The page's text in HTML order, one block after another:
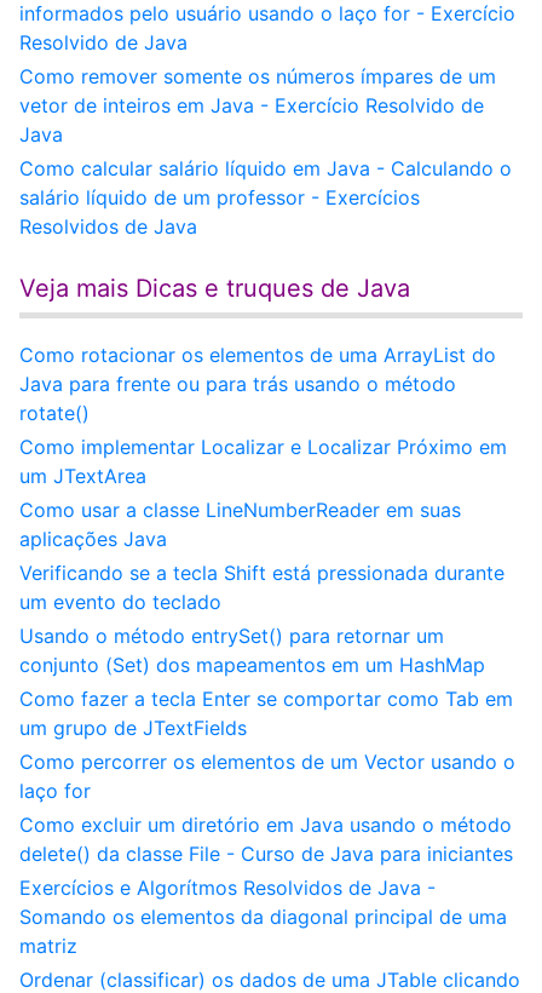
informados pelo usuário usando o laço for - Exercício
Resolvido de Java
Como remover somente os números ímpares de um
vetor de inteiros em Java - Exercício Resolvido de
Java
Como calcular salário líquido em Java - Calculando o
salário líquido de um professor - Exercícios
Resolvidos de Java
Veja mais Dicas e truques de Java
Como rotacionar os elementos de uma ArrayList do
Java para frente ou para trás usando o método
rotate()
Como implementar Localizar e Localizar Próximo em
um JTextArea
Como usar a classe LineNumberReader em suas
aplicações Java
Verificando se a tecla Shift está pressionada durante
um evento do teclado
Usando o método entrySet() para retornar um
conjunto (Set) dos mapeamentos em um HashMap
Como fazer a tecla Enter se comportar como Tab em
um grupo de JTextFields
Como percorrer os elementos de um Vector usando o
laço for
Como excluir um diretório em Java usando o método
delete() da classe File - Curso de Java para iniciantes
Exercícios e Algorítmos Resolvidos de Java -
Somando os elementos da diagonal principal de uma
matriz
Ordenar (classificar) os dados de uma JTable clicando